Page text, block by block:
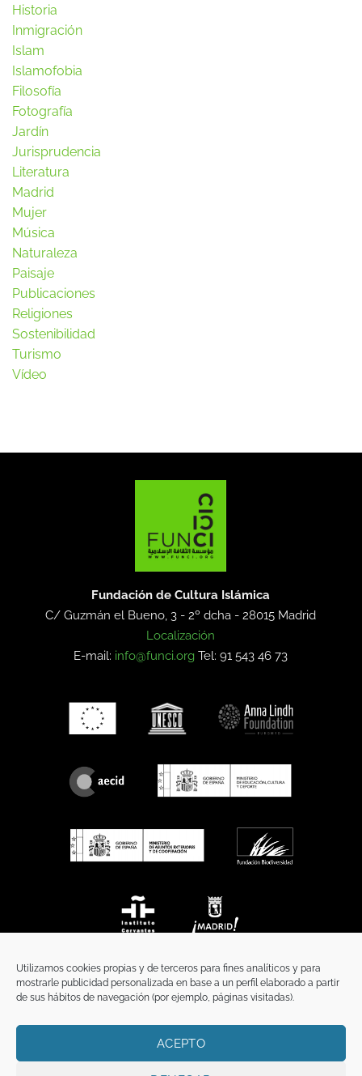
Utilizamos cookies propias y de terceros para fines analíticos y para
mostrarle publicidad personalizada en base a un perfil elaborado a partir
de sus hábitos de navegación (por ejemplo, páginas visitadas).
ACEPTO
Historia
Inmigración
Islam
Islamofobia
Filosofía
Fotografía
Jardín
Jurisprudencia
Literatura
Madrid
Mujer
Música
Naturaleza
Paisaje
Publicaciones
Religiones
Sostenibilidad
Turismo
Vídeo
Fundación de Cultura Islámica
C/ Guzmán el Bueno, 3 - 2º dcha -28015 Madrid
Localización
E-mail: info@funci.org Tel: 91 543 46 73